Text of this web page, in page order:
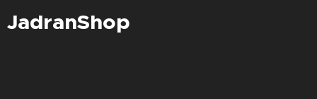
JadranShop